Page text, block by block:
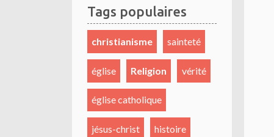
Tags populaires
christianisme sainteté
église Religion vérité
église catholique
jésus-christ histoire